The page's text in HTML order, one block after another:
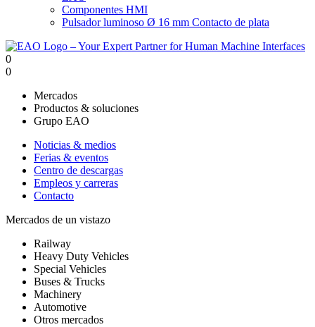
Componentes HMI
Pulsador luminoso Ø 16 mm Contacto de plata
0
0
Mercados
Productos & soluciones
Grupo EAO
Noticias & medios
Ferias & eventos
Centro de descargas
Empleos y carreras
Contacto
Mercados de un vistazo
Railway
Heavy Duty Vehicles
Special Vehicles
Buses & Trucks
Machinery
Automotive
Otros mercados